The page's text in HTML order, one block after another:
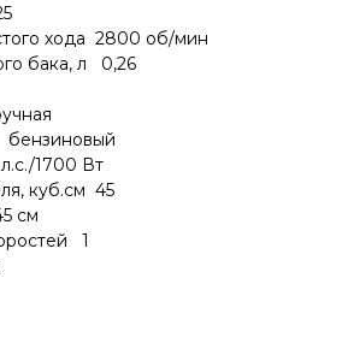
хода 2800 об/мин
бака, л 0,26
бензиновый
1700 Вт
куб.см 45
см
1